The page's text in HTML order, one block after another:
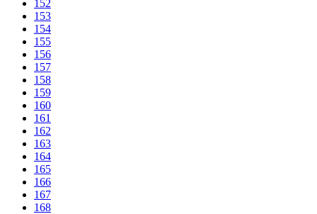
152
153
154
155
156
157
158
159
160
161
162
163
164
165
166
167
168